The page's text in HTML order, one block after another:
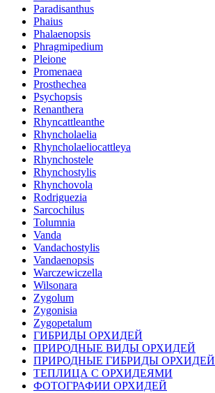
Paradisanthus
Phaius
Phalaenopsis
Phragmipedium
Pleione
Promenaea
Prosthechea
Psychopsis
Renanthera
Rhyncattleanthe
Rhyncholaelia
Rhyncholaeliocattleya
Rhynchostele
Rhynchostylis
Rhynchovola
Rodriguezia
Sarcochilus
Tolumnia
Vanda
Vandachostylis
Vandaenopsis
Warczewiczella
Wilsonara
Zygolum
Zygonisia
Zygopetalum
ГИБРИДЫ ОРХИДЕЙ
ПРИРОДНЫЕ ВИДЫ ОРХИДЕЙ
ПРИРОДНЫЕ ГИБРИДЫ ОРХИДЕЙ
ТЕПЛИЦА С ОРХИДЕЯМИ
ФОТОГРАФИИ ОРХИДЕЙ